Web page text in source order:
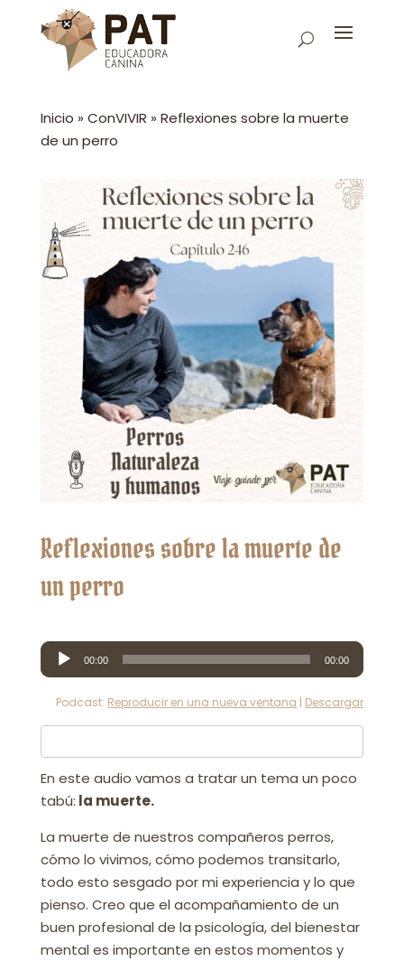
Inicio » ConVIVIR » Reflexiones sobre la muerte
de un perro
Reflexiones sobre la muerte de
un perro
Reproductor
de
audio
00:00 00:00
Podcast: Reproducir en una nueva ventana | Descargar
En este audio vamos a tratar un tema un poco
tabú: la muerte.
La muerte de nuestros compañeros perros,
cómo lo vivimos, cómo podemos transitarlo,
todo esto sesgado por mi experiencia y lo que
pienso. Creo que el acompañamiento de un
buen profesional de la psicología, del bienestar
mental es importante en estos momentos y